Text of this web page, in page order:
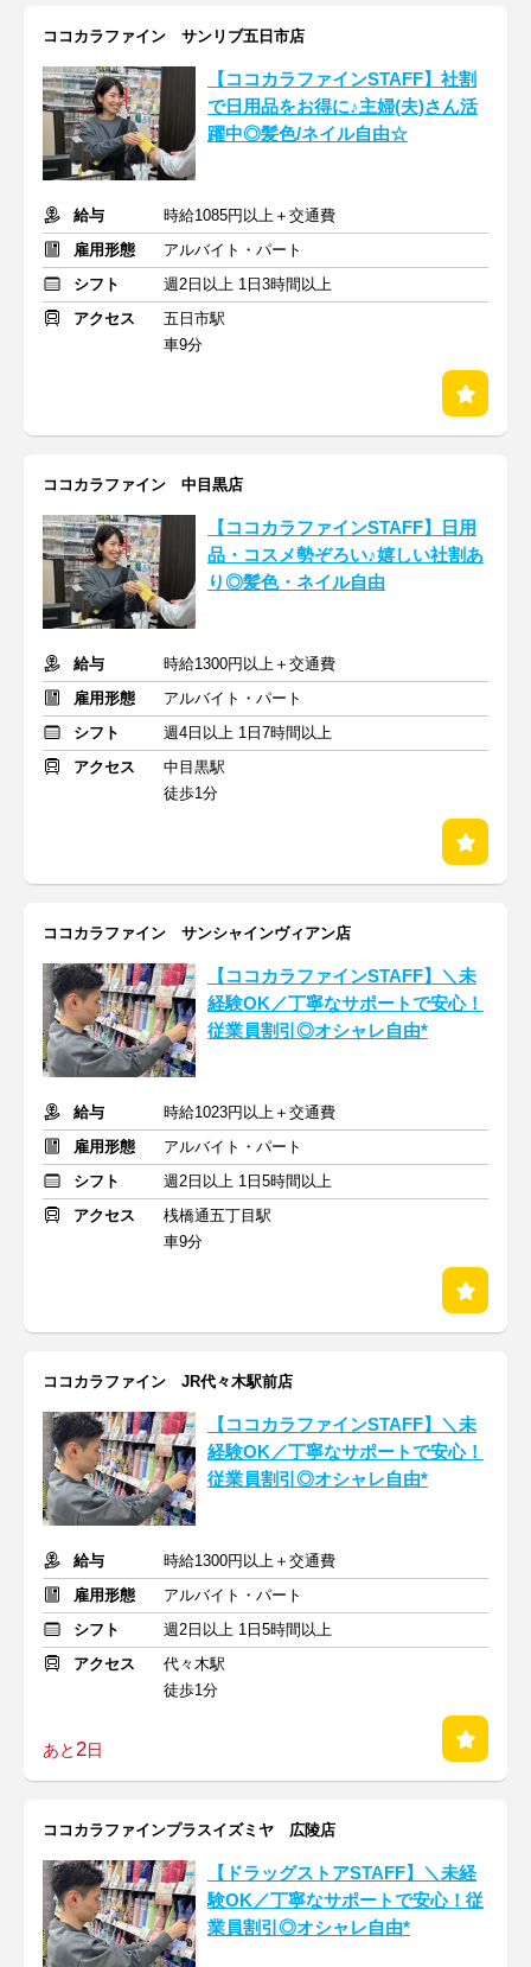
ココカラファイン サンリブ五日市店
【ココカラファインSTAFF】社割
で日用品をお得に♪主婦(夫)さん活
躍中◎髪色/ネイル自由☆
給与
時給1085円以上＋交通費
雇用形態
アルバイト・パート
シフト
週2日以上 1日3時間以上
アクセス
五日市駅
車9分
ココカラファイン 中目黒店
【ココカラファインSTAFF】日用
品・コスメ勢ぞろい♪嬉しい社割あ
り◎髪色・ネイル自由
給与
時給1300円以上＋交通費
雇用形態
アルバイト・パート
シフト
週4日以上 1日7時間以上
アクセス
中目黒駅
徒歩1分
ココカラファイン サンシャインヴィアン店
【ココカラファインSTAFF】＼未
経験OK／丁寧なサポートで安心！
従業員割引◎オシャレ自由*
給与
時給1023円以上＋交通費
雇用形態
アルバイト・パート
シフト
週2日以上 1日5時間以上
アクセス
桟橋通五丁目駅
車9分
ココカラファイン JR代々木駅前店
【ココカラファインSTAFF】＼未
経験OK／丁寧なサポートで安心！
従業員割引◎オシャレ自由*
給与
時給1300円以上＋交通費
雇用形態
アルバイト・パート
シフト
週2日以上 1日5時間以上
アクセス
代々木駅
徒歩1分
あと2日
ココカラファインプラスイズミヤ 広陵店
【ドラッグストアSTAFF】＼未経
験OK／丁寧なサポートで安心！従
業員割引◎オシャレ自由*